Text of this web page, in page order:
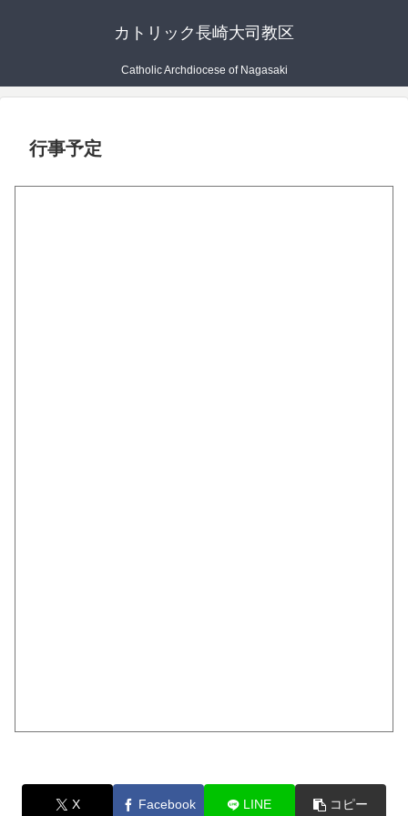
カトリック長崎大司教区
Catholic Archdiocese of Nagasaki
行事予定
X Facebook LINE コピー